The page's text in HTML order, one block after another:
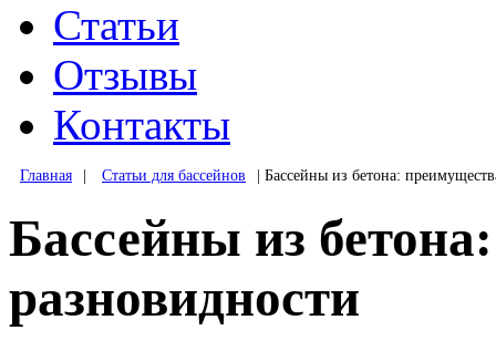
Статьи
Отзывы
Контакты
Главная Статьи для бассейнов Бассейны из бетона:
Бассейны из
разновидности